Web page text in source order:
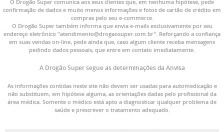
O Drogão Super comunica aos seus clientes que, em nenhuma hipótese, pede
confirmação de dados e muito menos informações e fotos de cartão de crédito em
compras pelo seu e-commerce.
O Drogão Super também informa que envia e-mails exclusivamente por seu
endereço eletrônico "atendimento@drogaosuper.com.br". Reforçando a confiança
em suas vendas on-line, pede ainda que, caso algum cliente receba mensagens
pedindo dados pessoais, que entre em contato imediatamente.
A Drogão Super segue as determinações da Anvisa
As informações contidas neste site não devem ser usadas para automedicação e
não substituem, em hipótese alguma, as orientações dadas pelo profissional da
área médica. Somente o médico está apto a diagnosticar qualquer problema de
saúde e prescrever o tratamento adequado.